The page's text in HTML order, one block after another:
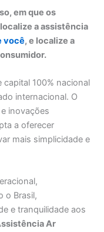
em que os
a assistência
você, e localize a
capital 100% nacional
internacional. O
inovações
a oferecer
mais simplicidade e
o Brasil,
e tranquilidade aos
Ar